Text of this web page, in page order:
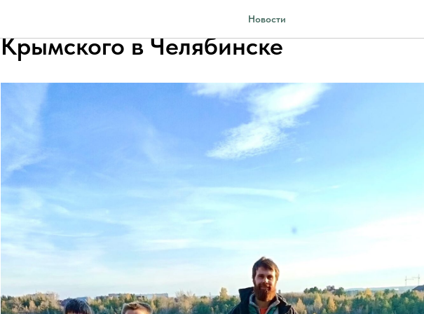
Новости
Жизнь прихода храма святителя
Крымского в Челябинске